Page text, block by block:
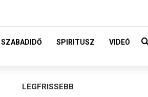
SZABADIDŐ SPIRITUSZ VIDEÓ
LEGFRISSEBB